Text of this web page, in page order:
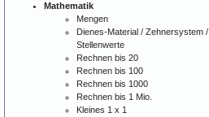
Mathematik
Mengen
Dienes-Material / Zehnersystem /
Stellenwerte
Rechnen bis 20
Rechnen bis 100
Rechnen bis 1000
Rechnen bis 1 Mio.
Kleines 1 x 1